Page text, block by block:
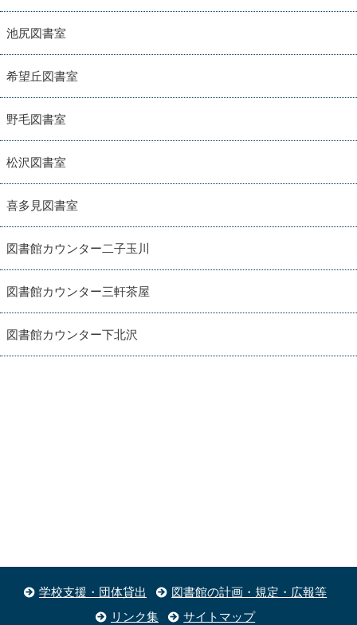
池尻図書室
希望丘図書室
野毛図書室
松沢図書室
喜多見図書室
図書館カウンター二子玉川
図書館カウンター三軒茶屋
図書館カウンター下北沢
学校支援・団体貸出
図書館の計画・規定・広報等
リンク集
サイトマップ